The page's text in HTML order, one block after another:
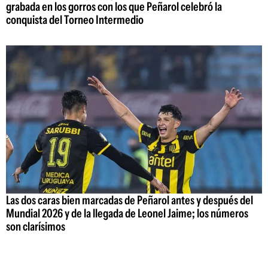
grabada en los gorros con los que Peñarol celebró la
conquista del Torneo Intermedio
Las dos caras bien marcadas de Peñarol antes y después del
Mundial 2026 y de la llegada de Leonel Jaime; los números
son clarísimos